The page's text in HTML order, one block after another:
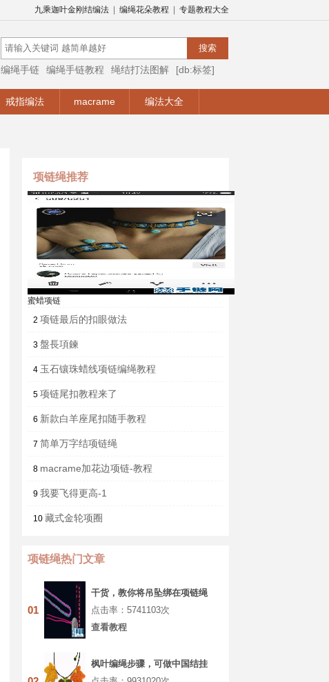
九乘迦叶金刚结编法 编绳花朵教程 专题教程大全
编绳手链 编绳手链教程 绳结打法图解
[db:标签]
戒指编法 macrame 编法大全
项链绳推荐
蜜蜡项链
2 项链最后的扣眼做法
3 盤長項鍊
4 玉石镶珠蜡线项链编绳教程
5 项链尾扣教程来了
6 新款白羊座尾扣随手教程
7 简单万字结项链绳
8 macrame加花边项链-教程
9 我要飞得更高-1
10 藏式金轮项圈
项链绳热门文章
01
干货，教你将吊坠绑在项链绳
上的几个实用小方法
点击率：5741103次
查看教程
枫叶编绳步骤，可做中国结挂
坠编绳项链